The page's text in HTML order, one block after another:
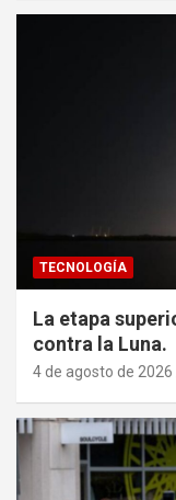
TECNOLOGÍA
La etapa
contra la Luna.
4 de agosto de 2026